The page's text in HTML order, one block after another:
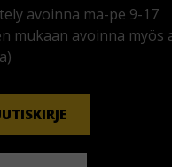
avoinna ma-pe 9-17
mukaan avoinna myös